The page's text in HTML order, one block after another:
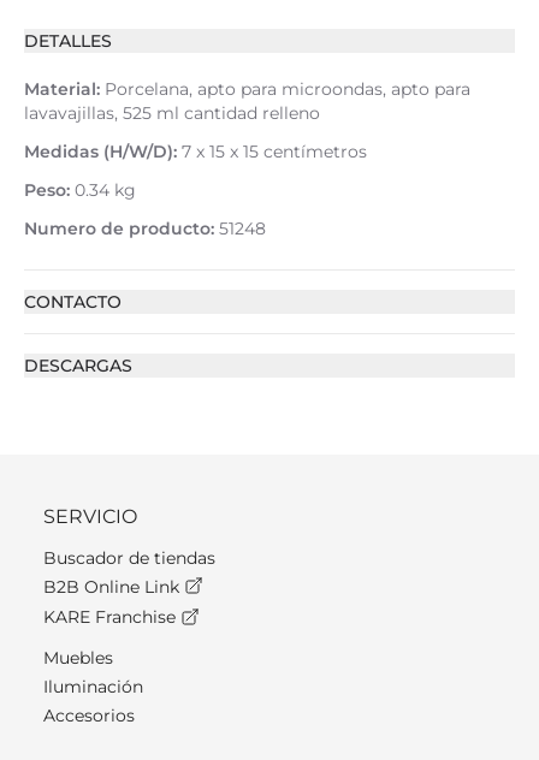
DETALLES
Material: Porcelana, apto para microondas, apto para
lavavajillas, 525 ml cantidad relleno
Medidas (H/W/D): 7 x 15 x 15 centímetros
Peso: 0.34 kg
Numero de producto: 51248
CONTACTO
DESCARGAS
SERVICIO
Buscador de tiendas
B2B Online Link
KARE Franchise
Muebles
Iluminación
Accesorios